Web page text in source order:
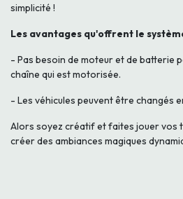
simplicité !
Les avantages qu'offrent le
- Pas besoin de moteur et de batterie
chaîne qui est motorisée.
- Les véhicules peuvent être changés
Alors soyez créatif et faites jouer vos
créer des ambiances magiques